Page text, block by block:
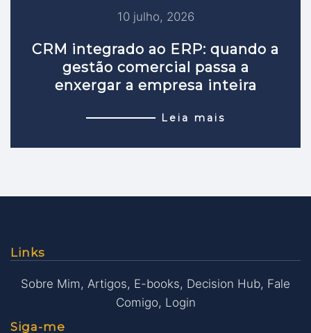
10 julho, 2026
CRM integrado ao ERP: quando a
gestão comercial passa a
enxergar a empresa inteira
Leia mais
Links
Sobre Mim, Artigos, E-books, Decision Hub, Fale
Comigo, Login
Siga-me